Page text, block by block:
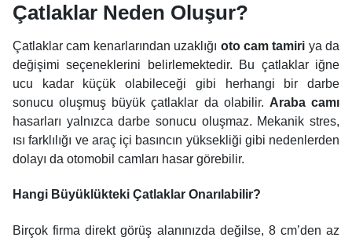
Çatlaklar Neden Oluşur?
Çatlaklar cam kenarlarından uzaklığı oto cam tamiri ya da
değişimi seçeneklerini belirlemektedir. Bu çatlaklar iğne
ucu kadar küçük olabileceği gibi herhangi bir darbe
sonucu oluşmuş büyük çatlaklar da olabilir. Araba camı
hasarları yalnızca darbe sonucu oluşmaz. Mekanik stres,
ısı farklılığı ve araç içi basıncın yüksekliği gibi nedenlerden
dolayı da otomobil camları hasar görebilir.
Hangi Büyüklükteki Çatlaklar Onarılabilir?
Birçok firma direkt görüş alanınızda değilse, 8 cm’den az